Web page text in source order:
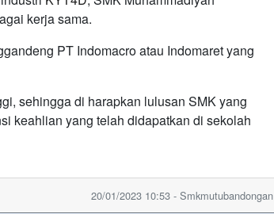
kerja sama.
PT Indomacro atau Indomaret yang
sehingga di harapkan lulusan SMK yang
keahlian yang telah didapatkan di sekolah
20/01/2023 10:53 - Smkmutubandongan